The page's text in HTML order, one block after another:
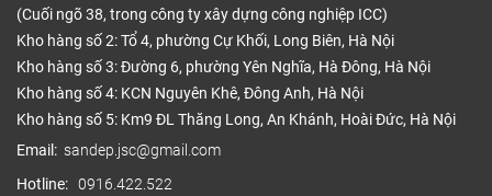
(Cuối ngõ 38, trong công ty xây dựng công nghiệp ICC)
Kho hàng số 2: Tổ 4, phường Cự Khối, Long Biên, Hà Nội
Kho hàng số 3: Đường 6, phường Yên Nghĩa, Hà Đông, Hà Nội
Kho hàng số 4: KCN Nguyên Khê, Đông Anh, Hà Nội
Kho hàng số 5: Km9 ĐL Thăng Long, An Khánh, Hoài Đức, Hà Nội
Email: sandep.jsc@gmail.com
Hotline: 0916.422.522